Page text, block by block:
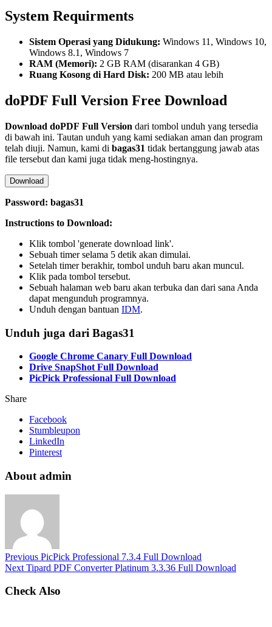
System Requirments
Sistem Operasi yang Didukung: Windows 11, Windows 10,
Windows 8.1, Windows 7
RAM (Memori): 2 GB RAM (disarankan 4 GB)
Ruang Kosong di Hard Disk: 200 MB atau lebih
doPDF Full Version Free Download
Download doPDF Full Version dari tombol unduh yang tersedia
di bawah ini. Tautan unduh yang kami sediakan aman dan program
telah diuji. Namun, kami di bagas31 tidak bertanggung jawab atas
file tersebut dan kami juga tidak meng-hostingnya.
Download
Password: bagas31
Instructions to Download:
Klik tombol 'generate download link'.
Sebuah timer selama 5 detik akan dimulai.
Setelah timer berakhir, tombol unduh baru akan muncul.
Klik pada tombol tersebut.
Sebuah halaman web baru akan terbuka dan dari sana Anda
dapat mengunduh programnya.
Unduh dengan bantuan IDM.
Unduh juga dari Bagas31
Google Chrome Canary Full Download
Drive SnapShot Full Download
PicPick Professional Full Download
Share
Facebook
Stumbleupon
LinkedIn
Pinterest
About admin
Previous PicPick Professional 7.3.4 Full Download
Next Tipard PDF Converter Platinum 3.3.36 Full Download
Check Also